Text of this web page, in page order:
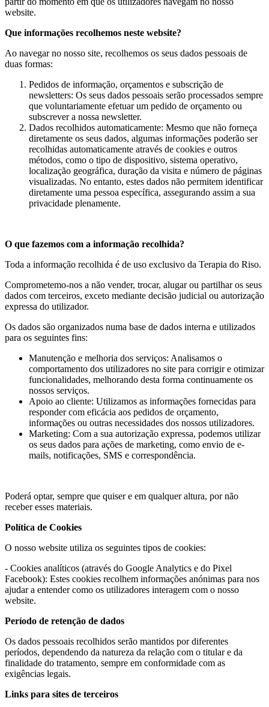
website.
Que informações recolhemos neste website?
Ao navegar no nosso site, recolhemos os seus dados pessoais de
duas formas:
Pedidos de informação, orçamentos e subscrição de
newsletters: Os seus dados pessoais serão processados sempre
que voluntariamente efetuar um pedido de orçamento ou
subscrever a nossa newsletter.
Dados recolhidos automaticamente: Mesmo que não forneça
diretamente os seus dados, algumas informações poderão ser
recolhidas automaticamente através de cookies e outros
métodos, como o tipo de dispositivo, sistema operativo,
localização geográfica, duração da visita e número de páginas
visualizadas. No entanto, estes dados não permitem identificar
diretamente uma pessoa específica, assegurando assim a sua
privacidade plenamente.
O que fazemos com a informação recolhida?
Toda a informação recolhida é de uso exclusivo da Terapia do Riso.
Comprometemo-nos a não vender, trocar, alugar ou partilhar os seus
dados com terceiros, exceto mediante decisão judicial ou autorização
expressa do utilizador.
Os dados são organizados numa base de dados interna e utilizados
para os seguintes fins:
Manutenção e melhoria dos serviços: Analisamos o
comportamento dos utilizadores no site para corrigir e otimizar
funcionalidades, melhorando desta forma continuamente os
nossos serviços.
Apoio ao cliente: Utilizamos as informações fornecidas para
responder com eficácia aos pedidos de orçamento,
informações ou outras necessidades dos nossos utilizadores.
Marketing: Com a sua autorização expressa, podemos utilizar
os seus dados para ações de marketing, como envio de e-
mails, notificações, SMS e correspondência.
Poderá optar, sempre que quiser e em qualquer altura, por não
receber esses materiais.
Política de Cookies
O nosso website utiliza os seguintes tipos de cookies:
- Cookies analíticos (através do Google Analytics e do Pixel
Facebook): Estes cookies recolhem informações anónimas para nos
ajudar a entender como os utilizadores interagem com o nosso
website.
Período de retenção de dados
Os dados pessoais recolhidos serão mantidos por diferentes
períodos, dependendo da natureza da relação com o titular e da
finalidade do tratamento, sempre em conformidade com as
exigências legais.
Links para sites de terceiros